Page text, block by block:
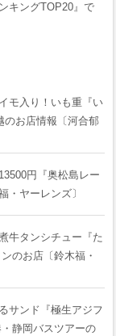
キングTOP20』で
モ入り！いも重『い
のお店情報〔河合郁
円『奥松島レー
・ヤーレンズ〕
牛タンシチュー『た
のお店〔鈴木福・
サンド『極生アジフ
静岡バスツアーの